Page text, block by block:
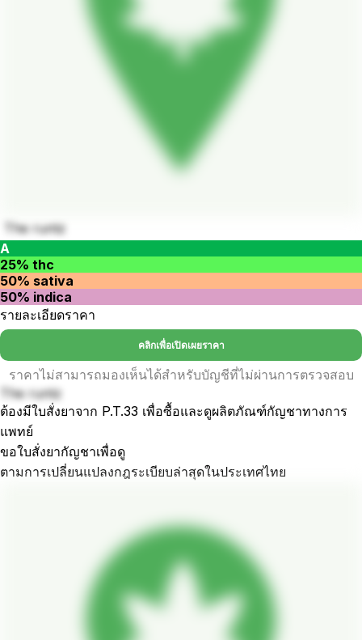
The runtz
A
25% thc
50% sativa
50% indica
รายละเอียดราคา
คลิกเพื่อเปิดเผยราคา
ราคาไม่สามารถมองเห็นได้สำหรับบัญชีที่ไม่ผ่านการตรวจสอบ
The runtz
ต้องมีใบสั่งยาจาก P.T.33 เพื่อซื้อและดูผลิตภัณฑ์กัญชาทางการ
แพทย์
ขอใบสั่งยากัญชาเพื่อดู
ตามการเปลี่ยนแปลงกฎระเบียบล่าสุดในประเทศไทย